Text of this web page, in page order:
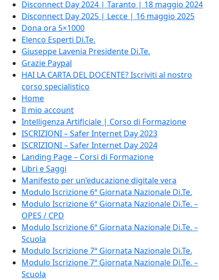
Disconnect Day 2024 | Taranto | 18 maggio 2024
Disconnect Day 2025 | Lecce | 16 maggio 2025
Dona ora 5×1000
Elenco Esperti Di.Te.
Giuseppe Lavenia Presidente Di.Te.
Grazie Paypal
HAI LA CARTA DEL DOCENTE? Iscriviti al nostro
corso specialistico
Home
Il mio account
Intelligenza Artificiale | Corso di Formazione
ISCRIZIONI – Safer Internet Day 2023
ISCRIZIONI – Safer Internet Day 2024
Landing Page – Corsi di Formazione
Libri e Saggi
Manifesto per un’educazione digitale vera
Modulo Iscrizione 6ª Giornata Nazionale Di.Te.
Modulo Iscrizione 6ª Giornata Nazionale Di.Te. –
OPES / CPD
Modulo Iscrizione 6ª Giornata Nazionale Di.Te. –
Scuola
Modulo Iscrizione 7ª Giornata Nazionale Di.Te.
Modulo Iscrizione 7ª Giornata Nazionale Di.Te. –
Scuola